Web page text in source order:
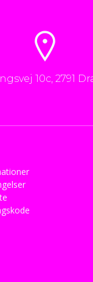
10c, 2791